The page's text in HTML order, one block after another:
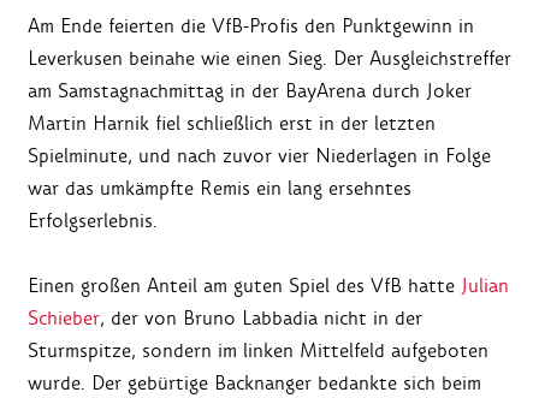
Am Ende feierten die VfB-Profis den Punktgewinn in
Leverkusen beinahe wie einen Sieg. Der Ausgleichstreffer
am Samstagnachmittag in der BayArena durch Joker
Martin Harnik fiel schließlich erst in der letzten
Spielminute, und nach zuvor vier Niederlagen in Folge
war das umkämpfte Remis ein lang ersehntes
Erfolgserlebnis.
Einen großen Anteil am guten Spiel des VfB hatte Julian
Schieber, der von Bruno Labbadia nicht in der
Sturmspitze, sondern im linken Mittelfeld aufgeboten
wurde. Der gebürtige Backnanger bedankte sich beim